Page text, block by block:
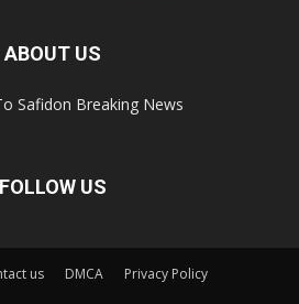
ABOUT US
Safidon Breaking News
FOLLOW US
us DMCA Privacy Policy